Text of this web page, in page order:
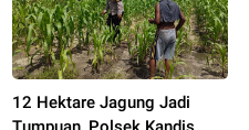
12 Hektare Jagung Jadi